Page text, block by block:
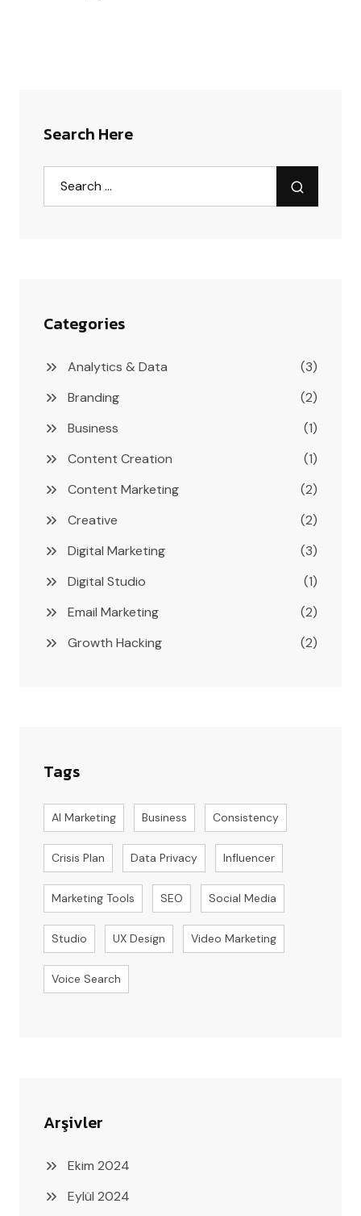
Search Here
Categories
Analytics & Data
(3)
Branding
(2)
Business
(1)
Content Creation
(1)
Content Marketing
(2)
Creative
(2)
Digital Marketing
(3)
Digital Studio
(1)
Email Marketing
(2)
Growth Hacking
(2)
Tags
AI Marketing Business Consistency
Crisis Plan Data Privacy Influencer
Marketing Tools SEO Social Media
Studio UX Design Video Marketing
Voice Search
Arşivler
Ekim 2024
Eylül 2024